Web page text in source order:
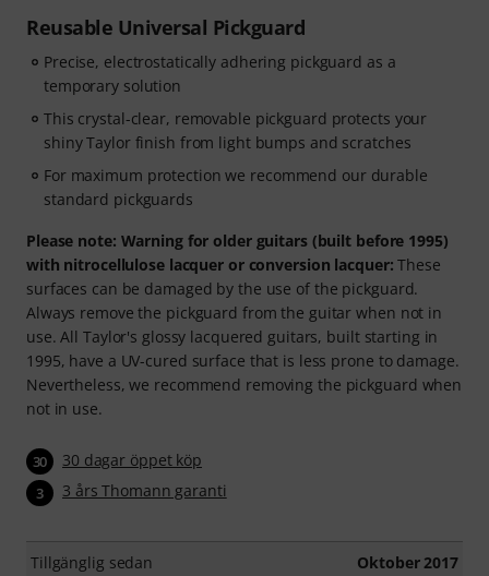
Reusable Universal Pickguard
Precise, electrostatically adhering pickguard as a
temporary solution
This crystal-clear, removable pickguard protects your
shiny Taylor finish from light bumps and scratches
For maximum protection we recommend our durable
standard pickguards
Please note: Warning for older guitars (built before 1995)
with nitrocellulose lacquer or conversion lacquer: These
surfaces can be damaged by the use of the pickguard.
Always remove the pickguard from the guitar when not in
use. All Taylor's glossy lacquered guitars, built starting in
1995, have a UV-cured surface that is less prone to damage.
Nevertheless, we recommend removing the pickguard when
not in use.
30 30 dagar öppet köp
3 3 års Thomann garanti
Tillgänglig sedan Oktober 2017